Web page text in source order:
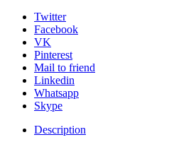
Twitter
Facebook
VK
Pinterest
Mail to friend
Linkedin
Whatsapp
Skype
Description